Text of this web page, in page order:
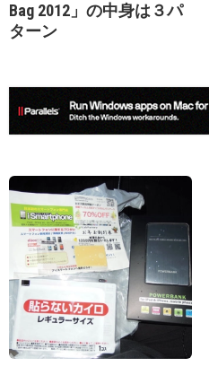
Bag 2012」の中身は３パ
ターン